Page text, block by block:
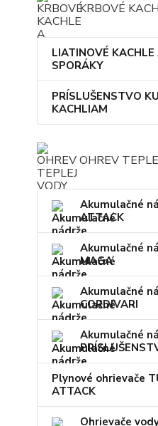
KRBOVÉ
LIATINOVÉ KACHLE
SPORÁKY
PRÍSLUŠENSTVO KU
KACHLIAM
OHREV
Akumulačné
ATTACK
Akumulačné
MAGA
Akumulačné
CORDIVARI
Akumulačné
Plynové ohrievače
ATTACK
Ohrievače